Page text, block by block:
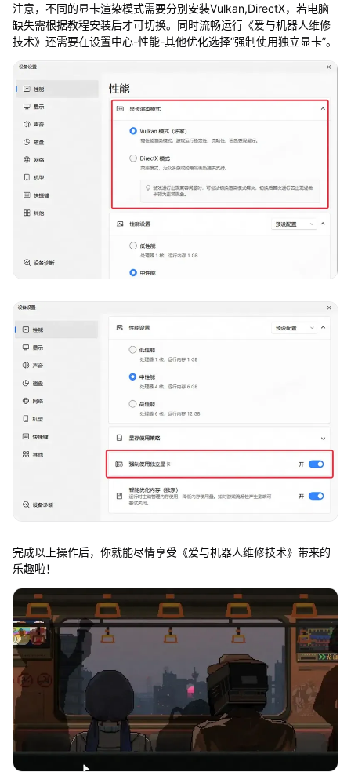
注意，不同的显卡渲染模式需要分别安装Vulkan,DirectX，若电脑
缺失需根据教程安装后才可切换。同时流畅运行《爱与机器人维修
技术》还需要在设置中心-性能-其他优化选择“强制使用独立显卡”。
完成以上操作后，你就能尽情享受《爱与机器人维修技术》带来的
乐趣啦！